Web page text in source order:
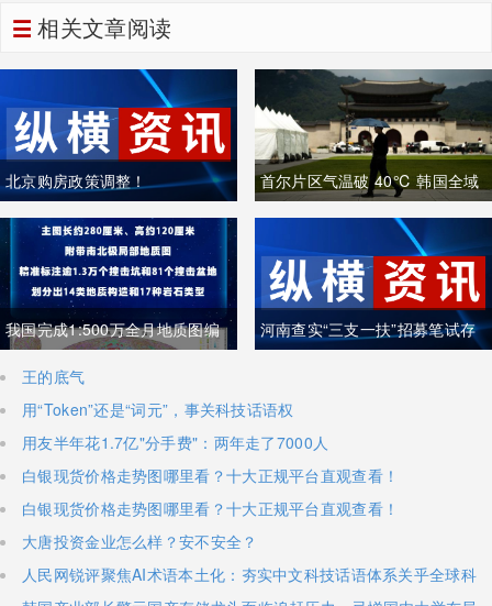
相关文章阅读
北京购房政策调整！
首尔片区气温破 40℃ 韩国全域
重度高温致多人中暑遇难
我国完成1:500万全月地质图编
制 三大创新重塑月球地质认知体
河南查实“三支一扶”招募笔试存
王的底气
用“Token”还是“词元”，事关科技话语权
用友半年花1.7亿"分手费"：两年走了7000人
白银现货价格走势图哪里看？十大正规平台直观查看！
白银现货价格走势图哪里看？十大正规平台直观查看！
大唐投资金业怎么样？安不安全？
人民网锐评聚焦AI术语本土化：夯实中文科技话语体系关乎全球科